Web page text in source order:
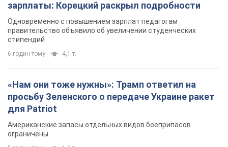
5 годин тому 1,3 т.